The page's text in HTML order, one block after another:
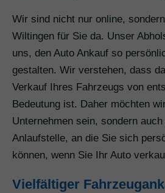
Wir sind nicht nur online,
Wiltingen für Sie da. Unser
uns, den Auto Ankauf so
gestalten. Wir verstehen, dass
Verkauf Ihres Fahrzeugs von
Bedeutung ist. Daher möchten
Unternehmen sein, sondern
Anlaufstelle, an die Sie sich
können, wenn Sie Ihr Auto
Vielfältiger